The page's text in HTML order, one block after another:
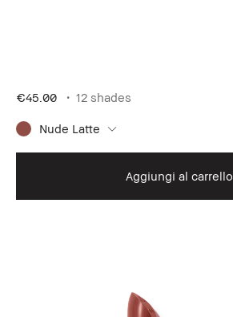
€45.00 12 shades
Nude Latte
Aggiungi al carrello